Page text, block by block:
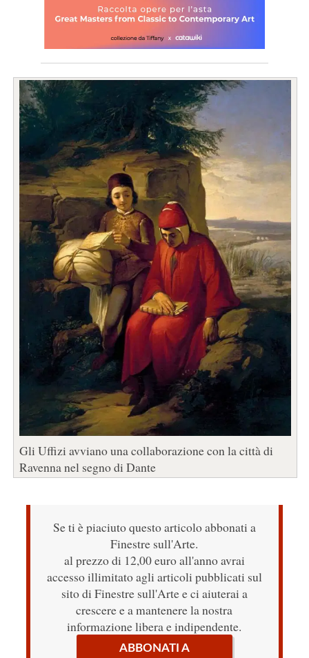
Gli Uffizi avviano una collaborazione con la città di
Ravenna nel segno di Dante
Se ti è piaciuto questo articolo abbonati a
Finestre sull'Arte.
al prezzo di 12,00 euro all'anno avrai
accesso illimitato agli articoli pubblicati sul
sito di Finestre sull'Arte e ci aiuterai a
crescere e a mantenere la nostra
informazione libera e indipendente.
ABBONATI A